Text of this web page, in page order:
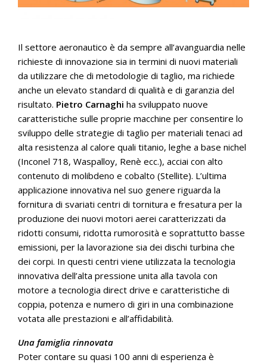
Il settore aeronautico è da sempre all’avanguardia nelle
richieste di innovazione sia in termini di nuovi materiali
da utilizzare che di metodologie di taglio, ma richiede
anche un elevato standard di qualità e di garanzia del
risultato. Pietro Carnaghi ha sviluppato nuove
caratteristiche sulle proprie macchine per consentire lo
sviluppo delle strategie di taglio per materiali tenaci ad
alta resistenza al calore quali titanio, leghe a base nichel
(Inconel 718, Waspalloy, Renè ecc.), acciai con alto
contenuto di molibdeno e cobalto (Stellite). L’ultima
applicazione innovativa nel suo genere riguarda la
fornitura di svariati centri di tornitura e fresatura per la
produzione dei nuovi motori aerei caratterizzati da
ridotti consumi, ridotta rumorosità e soprattutto basse
emissioni, per la lavorazione sia dei dischi turbina che
dei corpi. In questi centri viene utilizzata la tecnologia
innovativa dell’alta pressione unita alla tavola con
motore a tecnologia direct drive e caratteristiche di
coppia, potenza e numero di giri in una combinazione
votata alle prestazioni e all’affidabilità.
Una famiglia rinnovata
Poter contare su quasi 100 anni di esperienza è